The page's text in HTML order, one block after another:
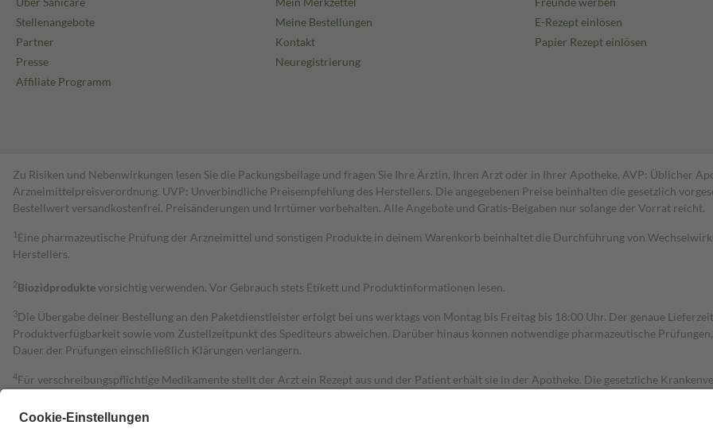
Stellenangebote
Partner
Presse
Affiliate Programm
Meine Bestellungen
Kontakt
Neuregistrierung
E-Rezept einlösen
Papier Rezept einlösen
Zu Risiken und Nebenwirkungen lesen Sie die Packungsbeilage und fragen Sie Ihre Ärztin, Ihren Arzt oder in Ihrer Apotheke. AVP: Üblicher
Arzneimittelpreisverordnung. UVP: Unverbindliche Preisempfehlung des Herstellers. Die angegebenen Preise beinhalten die gesetzlich
Bestell­wert versand­kosten­frei. Preisänderungen und Irrtümer vorbehalten. Alle Angebote und Gratis-Beigaben nur solange der Vorrat reicht.
1 Eine pharmazeutische Prüfung der Arzneimittel und sonstigen Produkte in deinem Warenkorb beinhaltet die Durchführung von
Herstellers.
2Biozidproduktevorsichtig verwenden. Vor Gebrauch stets Etikett und Produktinformationen lesen.
3Die Übergabe deiner Bestellung an den Paketdienstleister erfolgt bei uns werktags von Montag bis Freitag bis 18:00 Uhr. Der genaue
Produktverfügbarkeit sowie vom Zustellzeitpunkt des Spediteurs abweichen. Darüber hinaus können notwendige pharmazeutische
Dauer der Prüfungen einschließlich Klärungen verlängern.
4Für verschreibungspflichtige Medikamente stellt der Arzt ein Rezept aus und der Patient erhält sie in der Apotheke. Die gesetzliche
Grundsätzlich leisten Mitglieder Zuzahlungen in Höhe von zehn Prozent des Abgabepreises,